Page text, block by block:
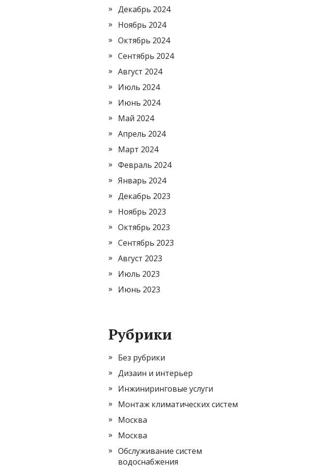
Декабрь 2024
Ноябрь 2024
Октябрь 2024
Сентябрь 2024
Август 2024
Июль 2024
Июнь 2024
Май 2024
Апрель 2024
Март 2024
Февраль 2024
Январь 2024
Декабрь 2023
Ноябрь 2023
Октябрь 2023
Сентябрь 2023
Август 2023
Июль 2023
Июнь 2023
Рубрики
Без рубрики
Дизаин и интерьер
Инжиниринговые услуги
Монтаж климатических систем
Москва
Москва
Обслуживание систем
водоснабжения